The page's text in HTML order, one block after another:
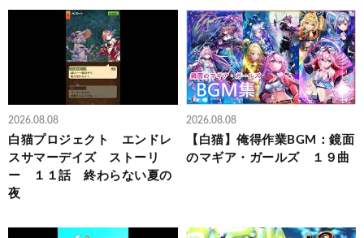
2026.08.08
白猫プロジェクト エンドレ
スサマーデイズ ストーリ
ー １１話 終わらない夏の
夜
2026.08.08
【白猫】俺得作業BGM：鏡面
のマギア・ガールズ １９曲